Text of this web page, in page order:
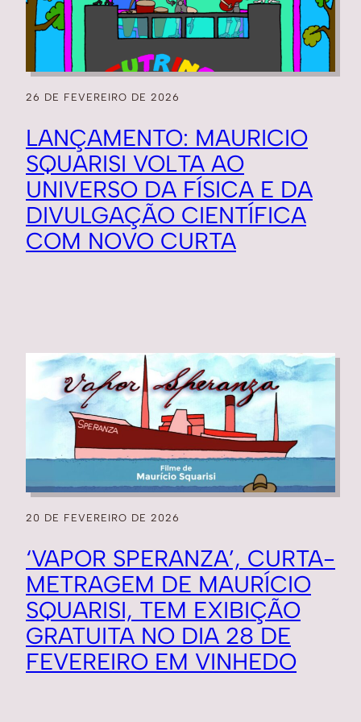
26 DE FEVEREIRO DE 2026
LANÇAMENTO: MAURICIO
SQUARISI VOLTA AO
UNIVERSO DA FÍSICA E DA
DIVULGAÇÃO CIENTÍFICA
COM NOVO CURTA
20 DE FEVEREIRO DE 2026
‘VAPOR SPERANZA’, CURTA-
METRAGEM DE MAURÍCIO
SQUARISI, TEM EXIBIÇÃO
GRATUITA NO DIA 28 DE
FEVEREIRO EM VINHEDO